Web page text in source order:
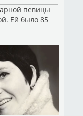
певицы
Ей было 85